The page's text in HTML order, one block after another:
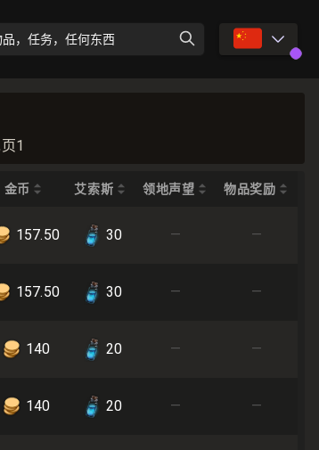
，任务，任何东西 🇨🇳
1
金币 艾索斯 领地声望 物品奖励
157.50 30 — —
157.50 30 — —
140 20 — —
140 20 — —